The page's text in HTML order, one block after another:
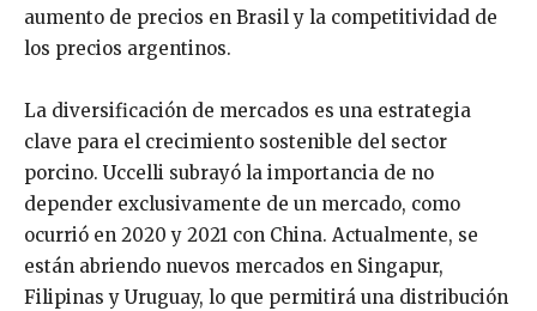
aumento de precios en Brasil y la competitividad de
los precios argentinos.
La diversificación de mercados es una estrategia
clave para el crecimiento sostenible del sector
porcino. Uccelli subrayó la importancia de no
depender exclusivamente de un mercado, como
ocurrió en 2020 y 2021 con China. Actualmente, se
están abriendo nuevos mercados en Singapur,
Filipinas y Uruguay, lo que permitirá una distribución